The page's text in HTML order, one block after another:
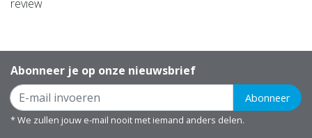
review
Abonneer je op onze nieuwsbrief
Abonneer
* We zullen jouw e-mail nooit met iemand anders delen.